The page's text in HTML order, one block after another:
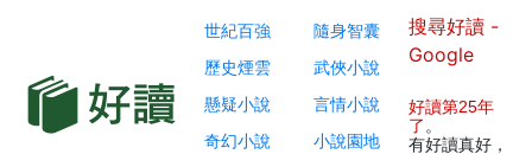
世紀百強
隨身智囊
歷史煙雲
武俠小說
懸疑小說
言情小說
奇幻小說
小說園地
搜尋好讀 -
Google
好讀第25年
了 。
有好讀真好，